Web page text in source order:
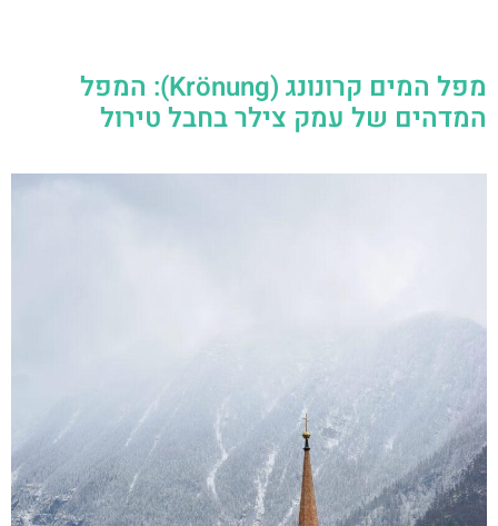
מפל המים קרונונג (Krönung): המפל
המדהים של עמק צילר בחבל טירול